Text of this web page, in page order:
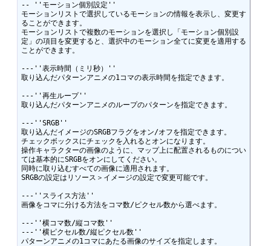
-- ''モーション個別設定''
モーションリストで選択しているモーションの情報を表示し、変更す
ることができます。
モーションリストで複数のモーションを選択し「モーション個別設
定」の項目を変更すると、選択中のモーション全てに変更を適用する
ことができます。
---''表示時間（ミリ秒）''
取り込んだパターンアニメの1コマの表示時間を指定できます。
---''再生ループ''
取り込んだパターンアニメのループのパターンを指定できます。
---''SRGB''
取り込んだイメージのSRGBフラグをオン/オフを指定できます。
チェックボックスにチェックを入れるとオンになります。
操作キャラクターの画像のように、マップ上に配置されるものについ
ては基本的にSRGBをオンにしてください。
同時に取り込むすべての画像に適用されます。
SRGBの設定はリソース＞イメージの設定で変更可能です。
---''スライス方法''
画像をコマに分ける方法をコマ数/ピクセル数から選べます。
---''横コマ数/縦コマ数''
---''横ピクセル数/縦ピクセル数''
パターンアニメの1コマにあたる画像のサイズを指定します。